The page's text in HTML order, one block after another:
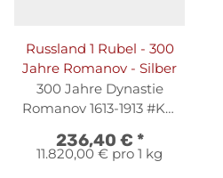
Russland 1 Rubel - 300
Jahre Romanov - Silber
300 Jahre Dynastie
Romanov 1613-1913 #KM
236,40 € *
11.820,00 € pro 1 kg